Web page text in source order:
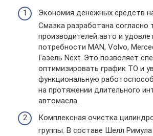
Экономия денежных средств
Смазка разработана согласно
производителей авто и
потребности MAN, Volvo,
Газель Next. Это позволяет
оптимизировать график ТО и
функциональную
на протяжении длительного
автомасла.
Комплексная очистка
группы. В составе Шелл